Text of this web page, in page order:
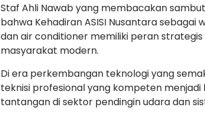
Staf Ahli Nawab yang membacakan
bahwa Kehadiran ASISI Nusantara
dan air conditioner memiliki peran
masyarakat modern.
Di era perkembangan teknologi yang
teknisi profesional yang kompeten
tantangan di sektor pendingin udara dan